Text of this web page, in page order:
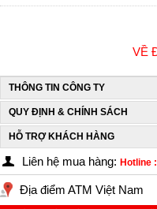
VỀ
THÔNG TIN CÔNG TY
QUY ĐỊNH & CHÍNH SÁCH
HỖ TRỢ KHÁCH HÀNG
Liên hệ mua hàng: Hotline
Địa điểm ATM Việt Nam